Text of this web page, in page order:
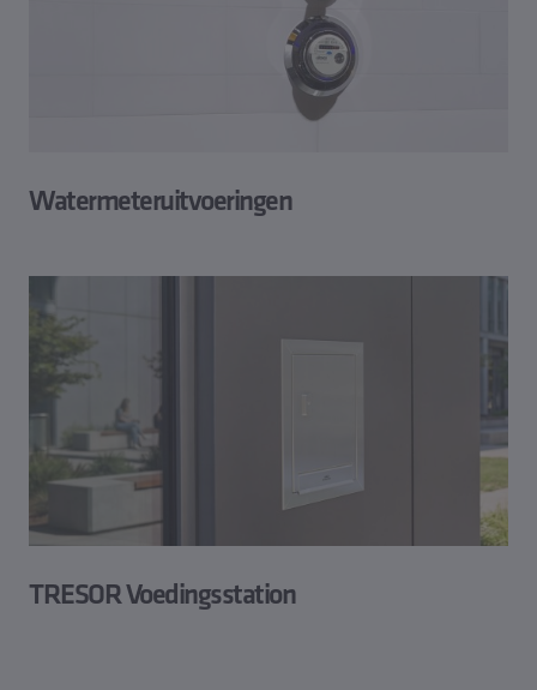
Watermeteruitvoeringen
TRESOR Voedingsstation